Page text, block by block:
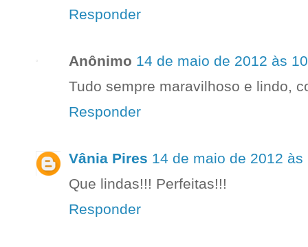
Responder
Anônimo 14 de maio de 2012 às
Tudo sempre maravilhoso e lindo,
Responder
Vânia Pires 14 de maio de 2012 às
Que lindas!!! Perfeitas!!!
Responder